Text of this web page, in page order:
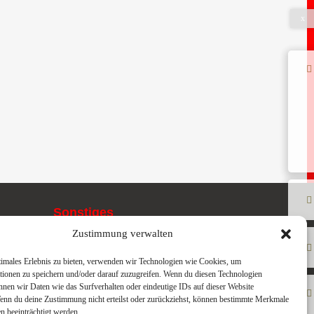
Zustimmung verwalten
Erlebnis zu bieten, verwenden wir Technologien wie Cookies, um
zu speichern und/oder darauf zuzugreifen. Wenn du diesen Technologien
wir Daten wie das Surfverhalten oder eindeutige IDs auf dieser Website
du deine Zustimmung nicht erteilst oder zurückziehst, können bestimmte Merkmale
beeinträchtigt werden.
x
Sonstiges
Impressum